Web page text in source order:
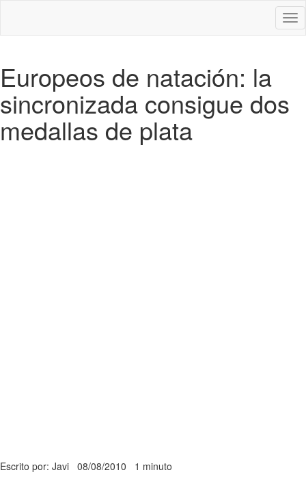
Europeos de natación: la
sincronizada consigue dos
medallas de plata
Escrito por: Javi 08/08/2010 1 minuto